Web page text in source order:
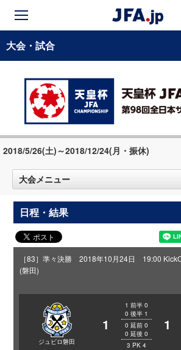
大会・試合
2018/5/26(土)～2018/12/24(月・振休)
大会メニュー
日程・結果
［83］準々決勝 2018年10月24日 19:00
(磐田)
ジュビロ磐田
1
1 前半 0
0 後半 1
0 延前 0
0 延後 0
3 PK 4
1